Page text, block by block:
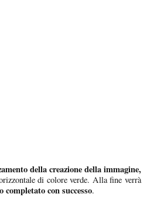
della creazione della immagine,
di colore verde. Alla fine verrà
completato con successo.